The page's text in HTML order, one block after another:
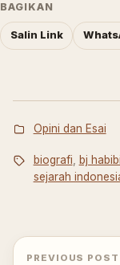
BAGIKAN
Salin Link
Opini dan Esai
biografi, bj
sejarah
PREVIOUS POST